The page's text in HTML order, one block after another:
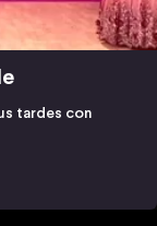
tardes con